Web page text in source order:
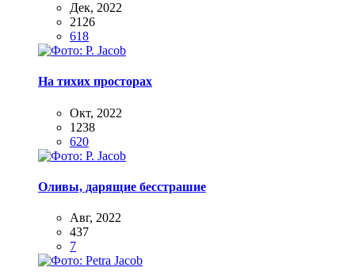
Дек, 2022
2126
618
На тихих просторах
Окт, 2022
1238
620
Оливы, дарящие бесстрашие
Авг, 2022
437
7